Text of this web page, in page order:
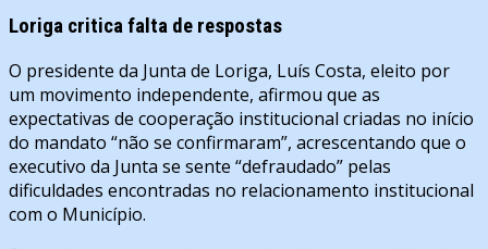
Loriga critica falta de respostas
O presidente da Junta de Loriga, Luís Costa, eleito por
um movimento independente, afirmou que as
expectativas de cooperação institucional criadas no início
do mandato “não se confirmaram”, acrescentando que o
executivo da Junta se sente “defraudado” pelas
dificuldades encontradas no relacionamento institucional
com o Município.